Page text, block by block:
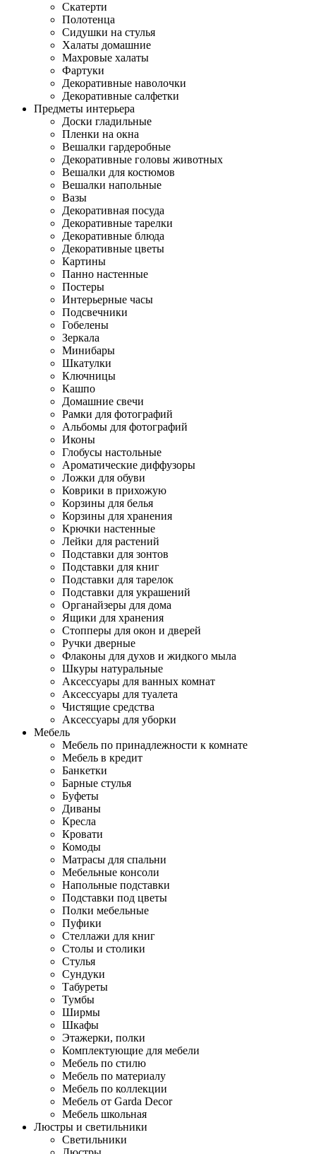
Скатерти
Полотенца
Сидушки на стулья
Халаты домашние
Махровые халаты
Фартуки
Декоративные наволочки
Декоративные салфетки
Предметы интерьера
Доски гладильные
Пленки на окна
Вешалки гардеробные
Декоративные головы животных
Вешалки для костюмов
Вешалки напольные
Вазы
Декоративная посуда
Декоративные тарелки
Декоративные блюда
Декоративные цветы
Картины
Панно настенные
Постеры
Интерьерные часы
Подсвечники
Гобелены
Зеркала
Минибары
Шкатулки
Ключницы
Кашпо
Домашние свечи
Рамки для фотографий
Альбомы для фотографий
Иконы
Глобусы настольные
Ароматические диффузоры
Ложки для обуви
Коврики в прихожую
Корзины для белья
Корзины для хранения
Крючки настенные
Лейки для растений
Подставки для зонтов
Подставки для книг
Подставки для тарелок
Подставки для украшений
Органайзеры для дома
Ящики для хранения
Стопперы для окон и дверей
Ручки дверные
Флаконы для духов и жидкого мыла
Шкуры натуральные
Аксессуары для ванных комнат
Аксессуары для туалета
Чистящие средства
Аксессуары для уборки
Мебель
Мебель по принадлежности к комнате
Мебель в кредит
Банкетки
Барные стулья
Буфеты
Диваны
Кресла
Кровати
Комоды
Матрасы для спальни
Мебельные консоли
Напольные подставки
Подставки под цветы
Полки мебельные
Пуфики
Стеллажи для книг
Столы и столики
Стулья
Сундуки
Табуреты
Тумбы
Ширмы
Шкафы
Этажерки, полки
Комплектующие для мебели
Мебель по стилю
Мебель по материалу
Мебель по коллекции
Мебель от Garda Decor
Мебель школьная
Люстры и светильники
Светильники